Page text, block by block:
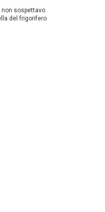
sospettavo
del frigorifero